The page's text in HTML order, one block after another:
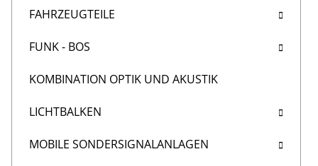
FAHRZEUGTEILE
FUNK - BOS
KOMBINATION OPTIK UND AKUSTIK
LICHTBALKEN
MOBILE SONDERSIGNALANLAGEN